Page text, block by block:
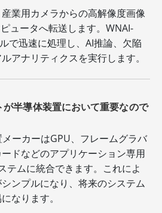
業用カメラからの高解像度画像
ュータへ転送します。WNAI-
で迅速に処理し、AI推論、欠陥
アナリティクスを実行します。
半導体装置において重要なので
ーカーはGPU、フレームグラバ
ドなどのアプリケーション専用
テムに統合できます。これによ
ンプルになり、将来のシステム
なります。